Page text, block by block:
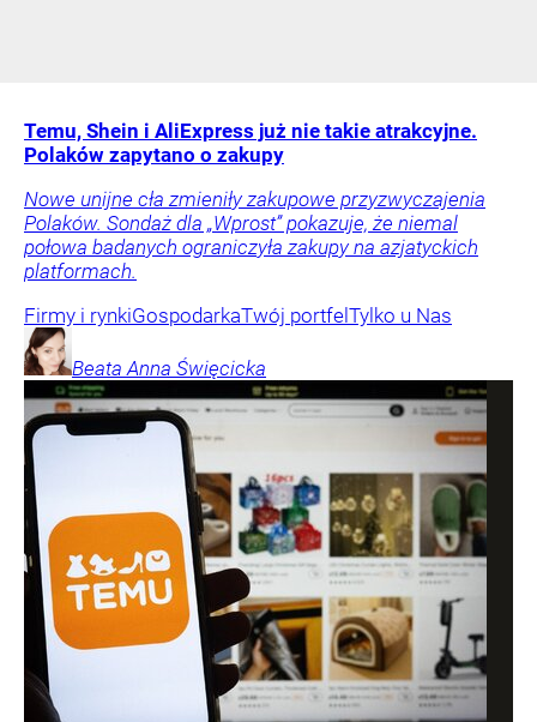
Temu, Shein i AliExpress już nie takie atrakcyjne.
Polaków zapytano o zakupy
Nowe unijne cła zmieniły zakupowe przyzwyczajenia
Polaków. Sondaż dla „Wprost” pokazuje, że niemal
połowa badanych ograniczyła zakupy na azjatyckich
platformach.
Firmy i rynkiGospodarkaTwój portfel Tylko u Nas
Beata Anna Święcicka